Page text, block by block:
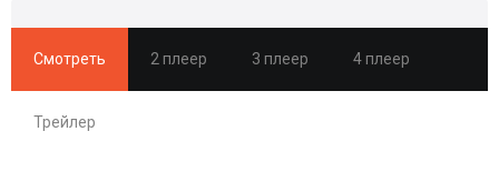
Смотреть 2 плеер 3 плеер 4 плеер
Трейлер